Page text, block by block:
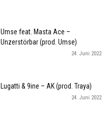
Umse feat. Masta Ace –
Unzerstörbar (prod. Umse)
24. Juni 2022
Lugatti & 9ine – AK (prod. Traya)
24. Juni 2022